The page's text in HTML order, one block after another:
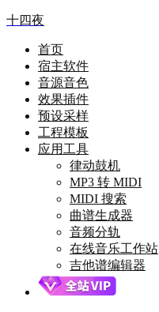
十四夜
首页
宿主软件
音源音色
效果插件
预设采样
工程模板
应用工具
律动鼓机
MP3 转 MIDI
MIDI 搜索
曲谱生成器
音频分轨
在线音乐工作站
吉他谱编辑器